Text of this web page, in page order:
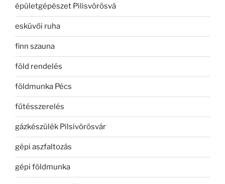
épületgépészet Pilisvörösvá
esküvői ruha
finn szauna
föld rendelés
földmunka Pécs
fűtésszerelés
gázkészülék Pilsivörösvár
gépi aszfaltozás
gépi földmunka